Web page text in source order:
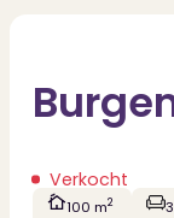
Verkocht
100 m2